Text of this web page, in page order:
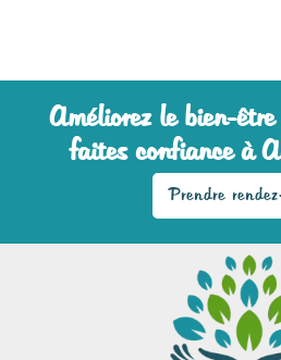
Améliorez le bien-
faites confiance à
Prendre